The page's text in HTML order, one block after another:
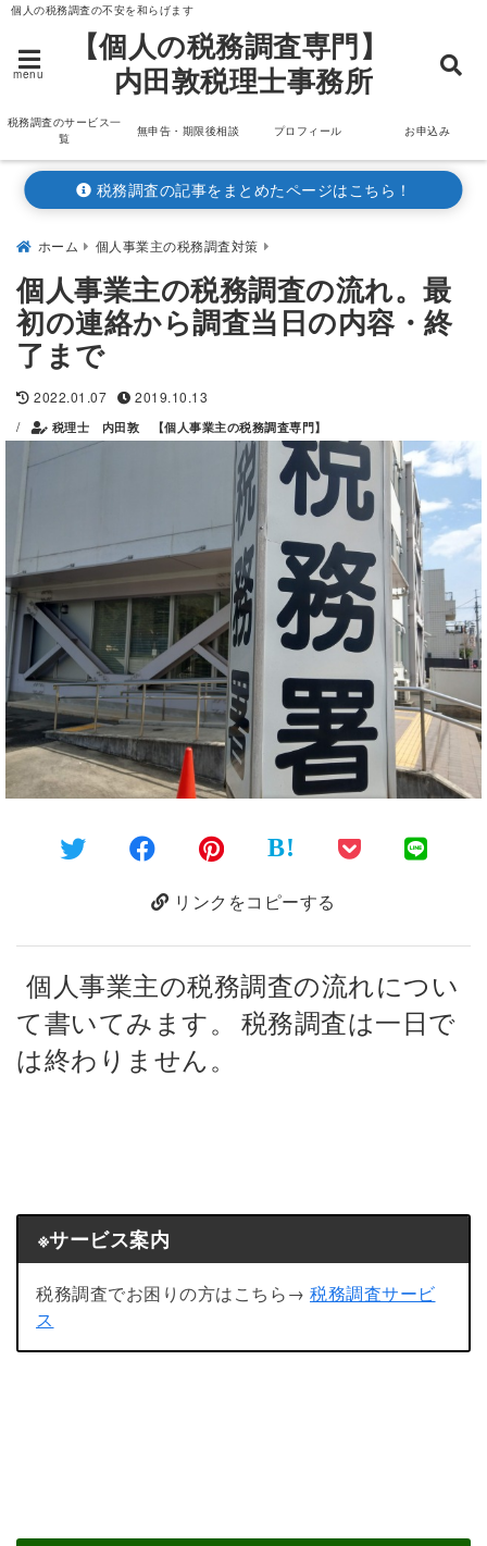
個人の税務調査の不安を和らげます
menu
【個人の税務調査専門】
内田敦税理士事務所
税務調査のサービス一
覧
無申告・期限後相談 プロフィール お申込み
税務調査の記事をまとめたページはこちら！
ホーム 個人事業主の税務調査対策
個人事業主の税務調査の流れ。最
初の連絡から調査当日の内容・終
了まで
2022.01.07
2019.10.13
/
税理士 内田敦 【個人事業主の税務調査専門】
B!
リンクをコピーする
個人事業主の税務調査の流れについ
て書いてみます。 税務調査は一日で
は終わりません。
※サービス案内
税務調査でお困りの方はこちら→ 税務調査サービ
ス